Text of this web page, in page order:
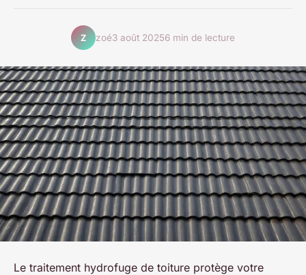
Z zoé3 août 20256 min de lecture
Le traitement hydrofuge de toiture protège votre